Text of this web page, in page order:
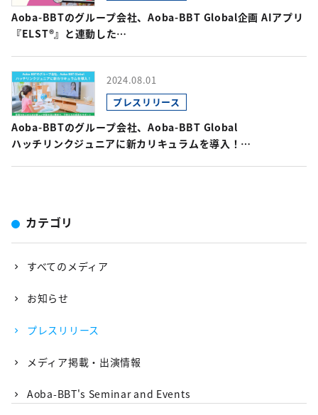
Aoba-BBTのグループ会社、Aoba-BBT Global企画 AIアプリ
『ELST®』と連動した
2024.08.01
プレスリリース
Aoba-BBTのグループ会社、Aoba-BBT Global
ハッチリンクジュニアに新カリキュラムを導入！
カテゴリ
すべてのメディア
お知らせ
プレスリリース
メディア掲載・出演情報
Aoba-BBT's Seminar and Events